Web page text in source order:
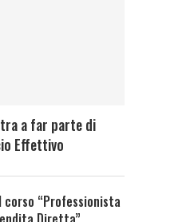
a far parte di
Effettivo
corso “Professionista